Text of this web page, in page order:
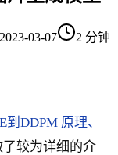
2023-03-07 2 分钟
DDPM 原理、
较为详细的介